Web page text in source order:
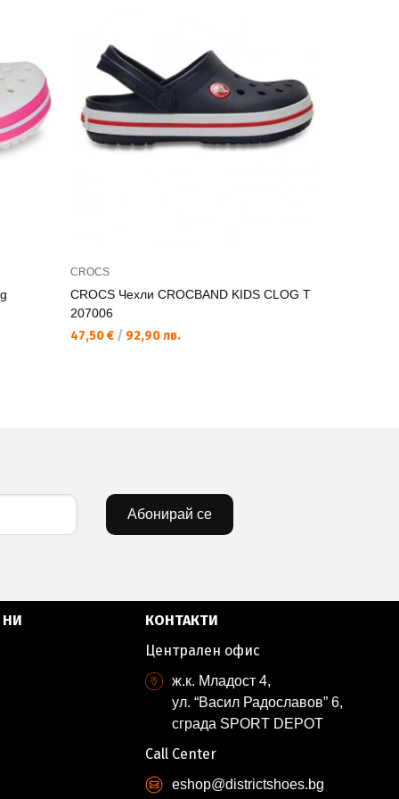
CROCS
CROCS Чехли CROCBAND KIDS CLOG T
207006
47,50 € / 92,90 лв.
Абонирай се
КОНТАКТИ
Централен офис
ж.к. Младост 4,
ул. “Васил Радославов” 6,
сграда SPORT DEPOT
Call Center
eshop@districtshoes.bg